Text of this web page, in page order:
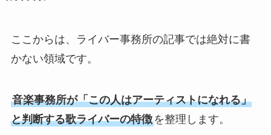
ここからは、ライバー事務所の記事では絶対に書
かない領域です。
音楽事務所が「この人はアーティストになれる」
と判断する歌ライバーの特徴を整理します。